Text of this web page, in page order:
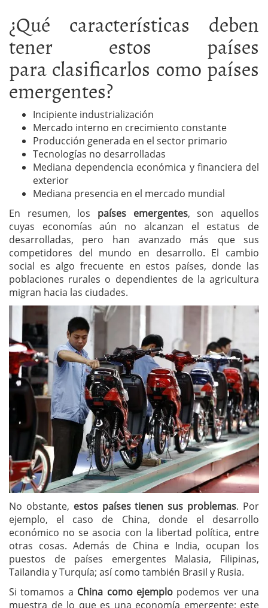
¿Qué características deben
tener estos países
para clasificarlos como países
emergentes?
Incipiente industrialización
Mercado interno en crecimiento constante
Producción generada en el sector primario
Tecnologías no desarrolladas
Mediana dependencia económica y financiera del
exterior
Mediana presencia en el mercado mundial
En resumen, los países emergentes, son aquellos
cuyas economías aún no alcanzan el estatus de
desarrolladas, pero han avanzado más que sus
competidores del mundo en desarrollo. El cambio
social es algo frecuente en estos países, donde las
poblaciones rurales o dependientes de la agricultura
migran hacia las ciudades.
No obstante, estos países tienen sus problemas. Por
ejemplo, el caso de China, donde el desarrollo
económico no se asocia con la libertad política, entre
otras cosas. Además de China e India, ocupan los
puestos de países emergentes Malasia, Filipinas,
Tailandia y Turquía; así como también Brasil y Rusia.
Si tomamos a China como ejemplopodemos ver una
muestra de lo que es una economía emergente; este